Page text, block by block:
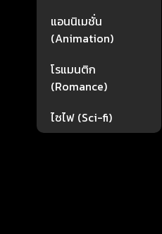
แอนนิเมชั่น
(Animation)
โรแมนติก
(Romance)
ไซไฟ (Sci-fi)